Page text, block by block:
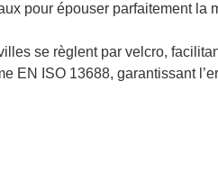
pour épouser parfaitement
se règlent par velcro,
EN ISO 13688, garantissant